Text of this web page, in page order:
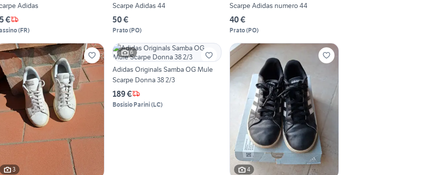
Adidas
€
(FR)
Scarpe Adidas 44
50 €
Prato(PO)
Scarpe Adidas numero 44
40 €
Prato(PO)
3
6
Adidas Originals Samba OG Mule
Scarpe Donna 38 2/3
189 €
Bosisio Parini(LC)
4